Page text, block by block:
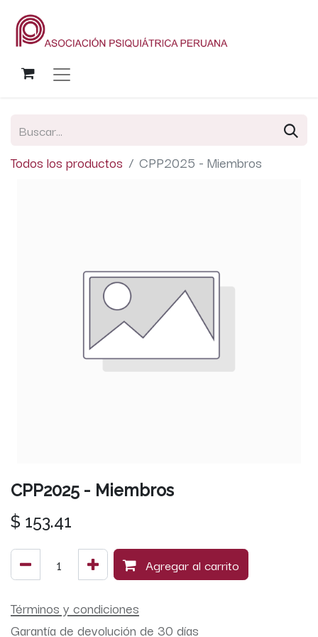
Todos los productos CPP2025 - Miembros
CPP2025 - Miembros
$ 153.41
Agregar al carrito
Términos y condiciones
Garantía de devolución de 30 días